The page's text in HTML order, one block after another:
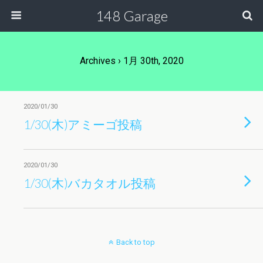
148 Garage
Archives › 1月 30th, 2020
2020/01/30
1/30(木)アミーゴ投稿
2020/01/30
1/30(木)バカタオル投稿
Back to top